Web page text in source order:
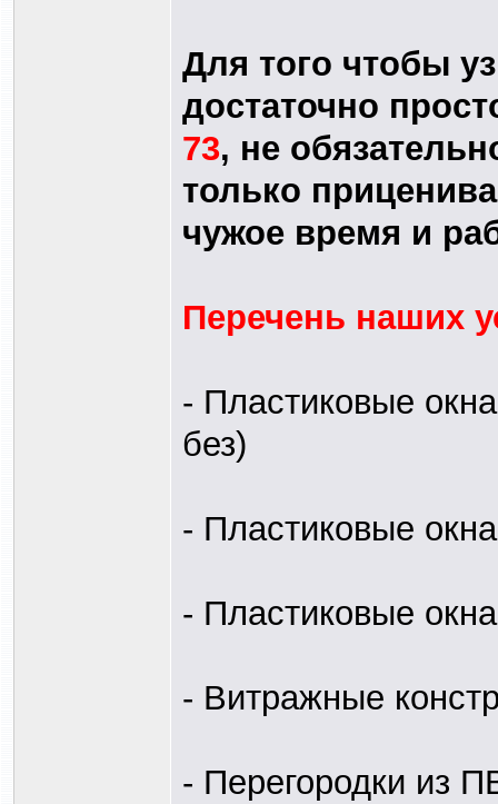
Для того чтобы
достаточно
73, не
только
чужое время и
Перечень наших
- Пластиковые
без)
- Пластиковые
- Пластиковые
- Витражные
- Перегородки из